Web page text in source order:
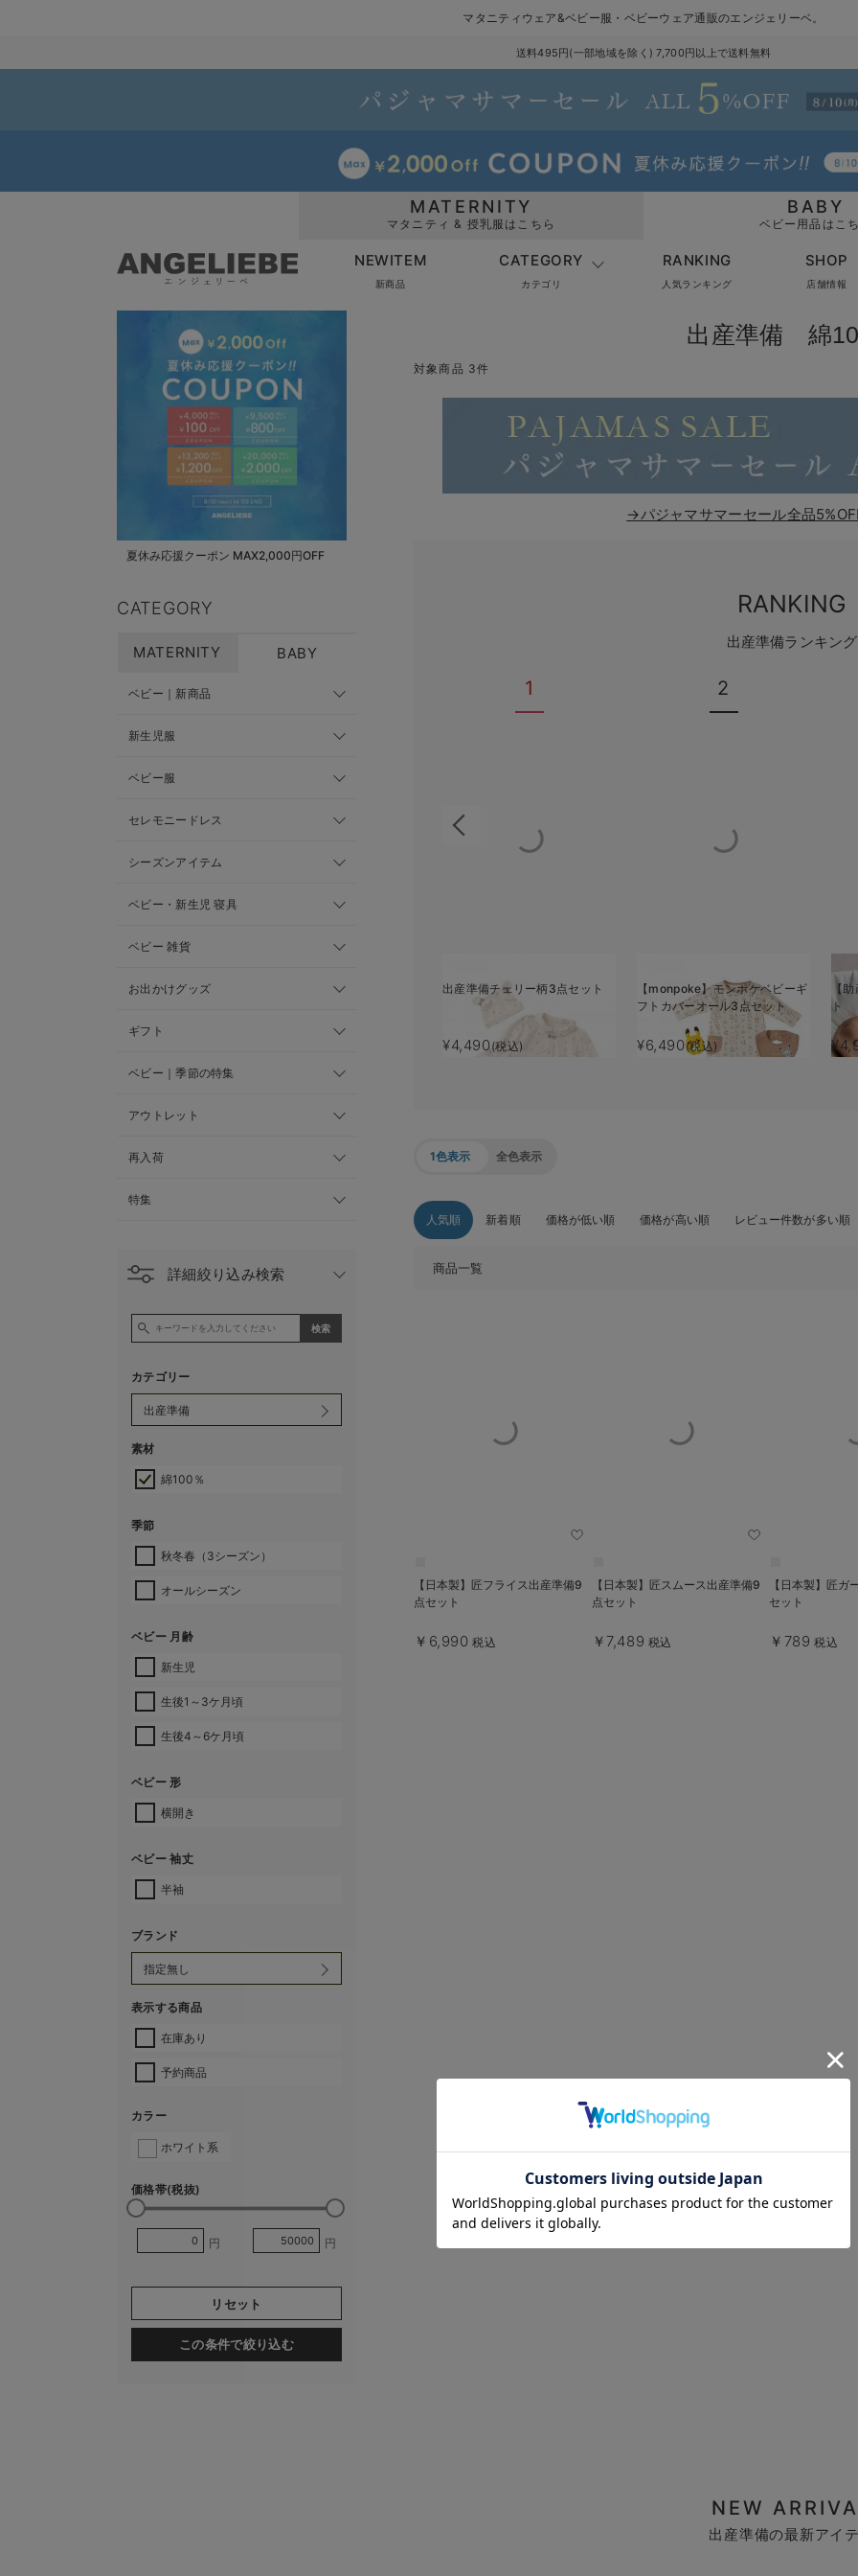
マタニティウェア&ベビー服・ベビーウェア通販のエンジェリーベ。
送料495円(一部地域を除く) 7,700円以上で送料無料
MATERNITY
マタニティ & 授乳服はこちら
BABY
ベビー用品はこ
NEWITEM
新商品
CATEGORY
カテゴリ
RANKING
人気ランキング
SHOP
店舗情報
夏休み応援クーポン MAX2,000円OFF
CATEGORY
MATERNITY BABY
ベビー｜新商品
新生児服
ベビー服
セレモニードレス
シーズンアイテム
ベビー・新生児 寝具
ベビー 雑貨
お出かけグッズ
ギフト
ベビー｜季節の特集
アウトレット
再入荷
特集
詳細絞り込み検索
カテゴリー
素材
綿100％
季節
秋冬春（3シーズン）
オールシーズン
ベビー 月齢
新生児
生後1～3ケ月頃
生後4～6ケ月頃
ベビー 形
横開き
ベビー 袖丈
半袖
ブランド
表示する商品
在庫あり
予約商品
カラー
ホワイト系
価格帯(税抜)
円 円
リセット
この条件で絞り込む
出産準備 綿
対象商品 3件
→パジャマサマーセール全品
RANKING
出産準備ランキング
1
出産準備チェリー柄3点セット
¥4,490 (税込)
2
【monpoke】モンポケベビーギ
フトカバーオール3点セット
¥6,490(税込)
【
ト
1色表示 全色表示
人気順 新着順 価格が低い順 価格が高い順 レビュー件数が多い順
商品一覧
【日本製】匠フライス出産準備9
点セット
￥6,990 税込
【日本製】匠スムース出産準備9
点セット
￥7,489 税込
【日本製】匠ガ
セット
￥789 税込
NEW
出産準備の最新アイ
お気に入り商品を確認する